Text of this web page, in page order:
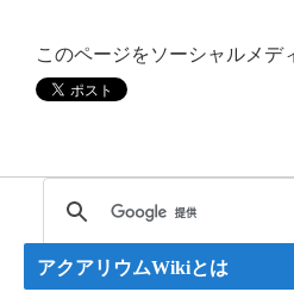
このページをソーシャルメデ
アクアリウムWikiとは